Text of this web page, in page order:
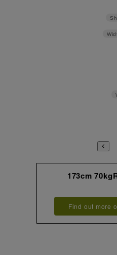
173cm
Find out more